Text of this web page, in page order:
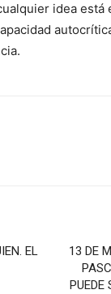
idea está
EL
13 DE